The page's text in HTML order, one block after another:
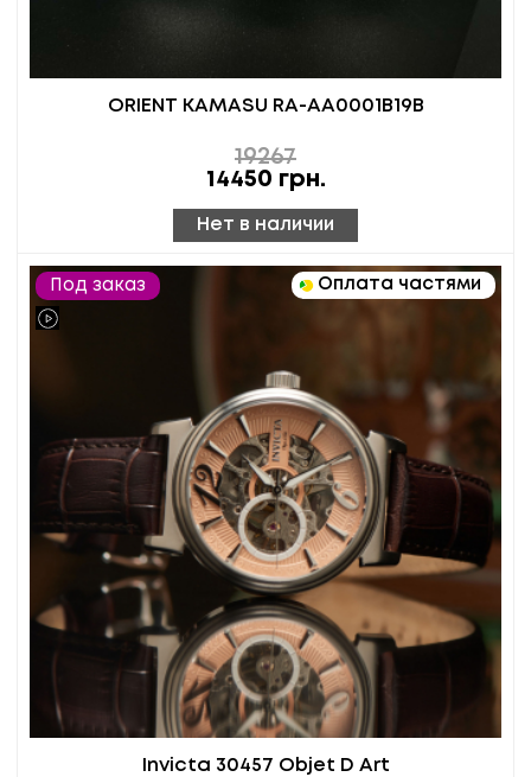
ORIENT KAMASU RA-AA0001B19B
19267
14450 грн.
Нет в наличии
Под заказ Оплата частями
Invicta 30457 Objet D Art